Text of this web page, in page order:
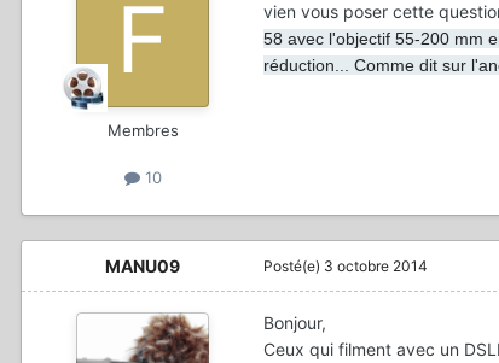
Membres
10
vien vous poser cette
58 avec l'objectif 55-200 mm
réduction... Comme dit sur
MANU09 Posté(e) 3 octobre 2014
Bonjour,
Ceux qui filment avec un